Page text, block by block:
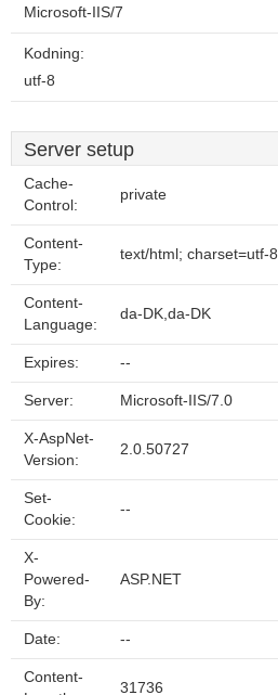
Microsoft-IIS/7
Kodning:
utf-8
Server setup
Cache-
Control:
private
Content-
Type:
text/html; charset=utf-8
Content-
Language:
da-DK,da-DK
Expires: --
Server: Microsoft-IIS/7.0
X-AspNet-
Version:
2.0.50727
Set-
Cookie:
--
X-
Powered-
By:
ASP.NET
Date: --
Content-
31736